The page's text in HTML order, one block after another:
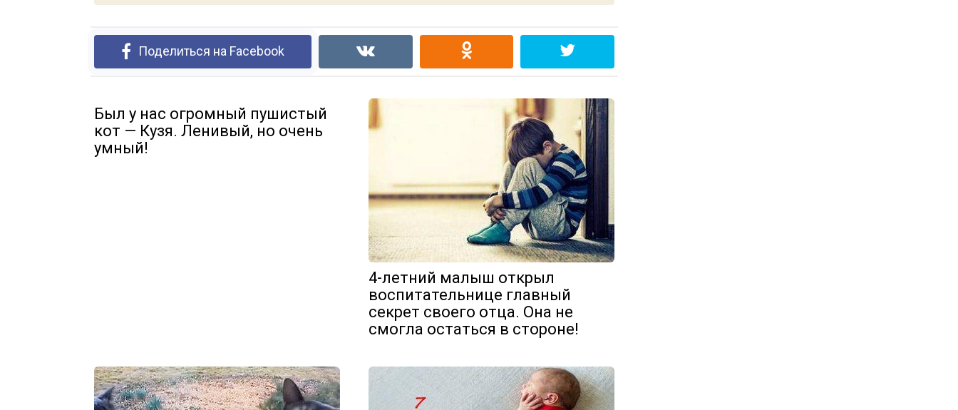
Поделиться на Facebook
Был у нас огромный пушистый
кот — Кузя. Ленивый, но очень
умный!
4-летний малыш открыл
воспитательнице главный
секрет своего отца. Она не
смогла остаться в стороне!